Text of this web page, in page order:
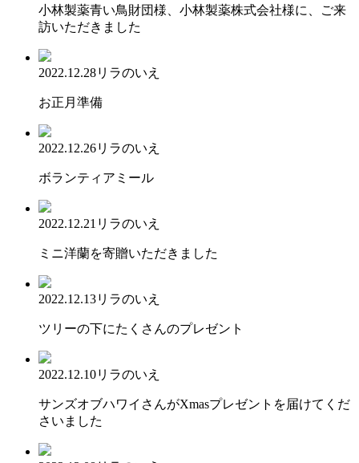
小林製薬青い鳥財団様、小林製薬株式会社様に、ご来
訪いただきました
2022.12.28リラのいえ
お正月準備
2022.12.26リラのいえ
ボランティアミール
2022.12.21 リラのいえ
ミニ洋蘭を寄贈いただきました
2022.12.13リラのいえ
ツリーの下にたくさんのプレゼント
2022.12.10リラのいえ
サンズオブハワイさんがXmasプレゼントを届けてくだ
さいました